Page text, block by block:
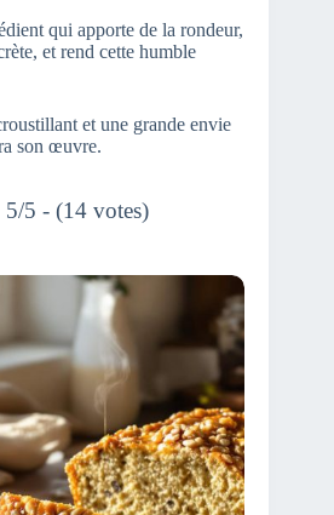
qui apporte de la rondeur,
et rend cette humble
et une grande envie
son œuvre.
5/5 - (14 votes)